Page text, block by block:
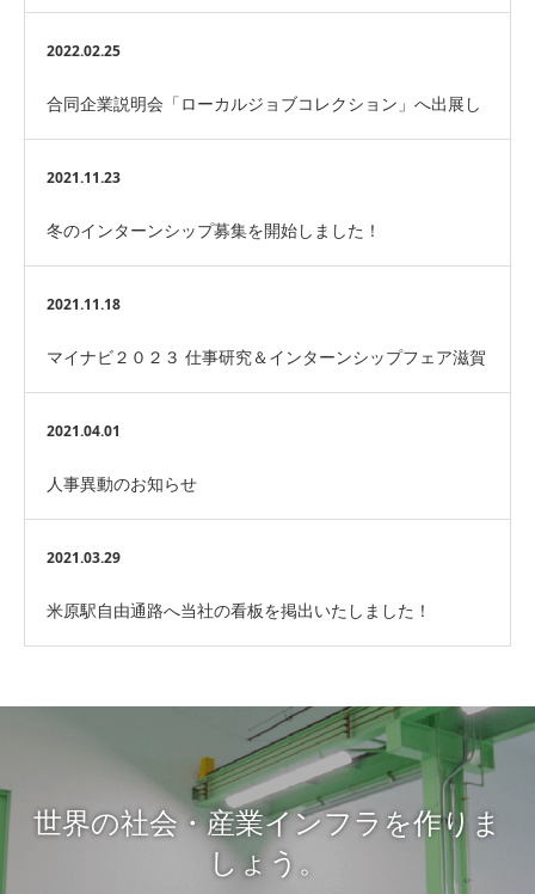
2022.02.25
合同企業説明会「ローカルジョブコレクション」へ出展し
ます！
2021.11.23
冬のインターンシップ募集を開始しました！
2021.11.18
マイナビ２０２３ 仕事研究＆インターンシップフェア滋賀
へ参加します！
2021.04.01
人事異動のお知らせ
2021.03.29
米原駅自由通路へ当社の看板を掲出いたしました！
世界の社会・産業インフラを作りま
しょう。